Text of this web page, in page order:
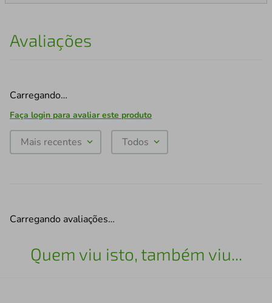
Avaliações
Carregando…
Faça login para avaliar este produto
Mais recentes Todos
Carregando avaliações…
Quem viu isto, também viu...